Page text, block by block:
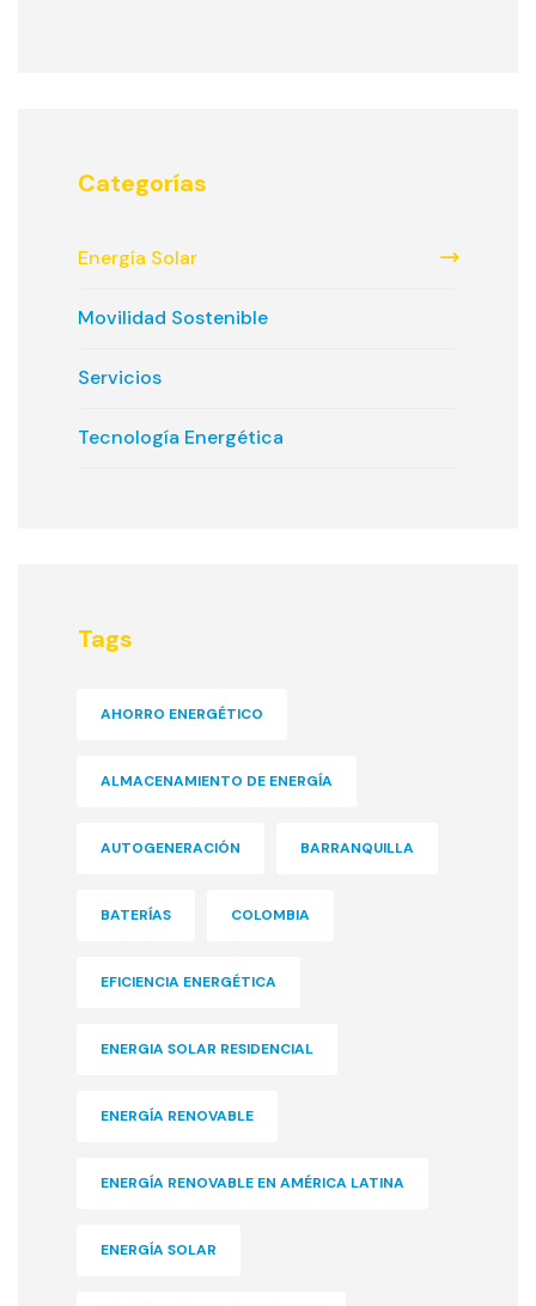
Categorías
Energía Solar
Movilidad Sostenible
Servicios
Tecnología Energética
Tags
AHORRO ENERGÉTICO
ALMACENAMIENTO DE ENERGÍA
AUTOGENERACIÓN BARRANQUILLA
BATERÍAS COLOMBIA
EFICIENCIA ENERGÉTICA
ENERGIA SOLAR RESIDENCIAL
ENERGÍA RENOVABLE
ENERGÍA RENOVABLE EN AMÉRICA LATINA
ENERGÍA SOLAR